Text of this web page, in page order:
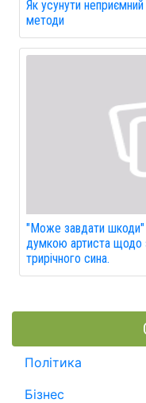
Як усунути
методи
"Може завдати шкоди"
думкою артиста щодо
трирічного сина.
Політика
Бізнес